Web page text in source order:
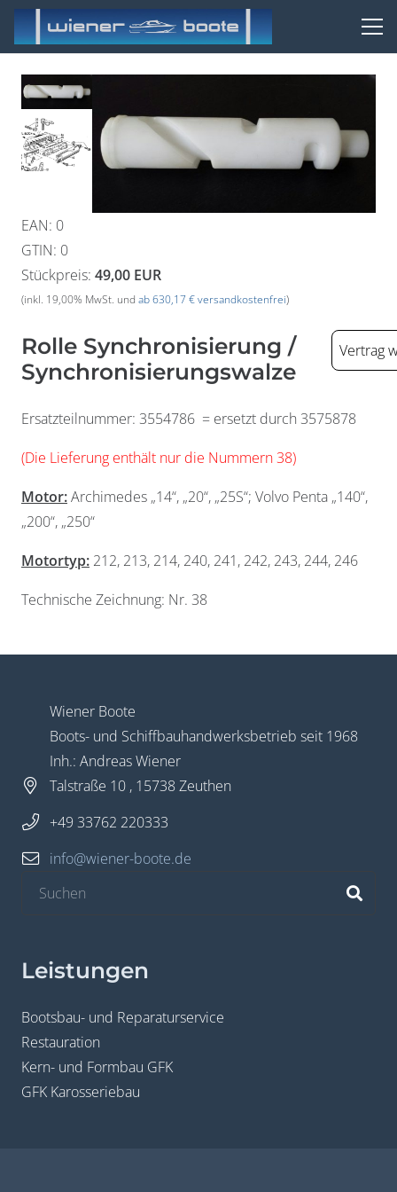
EAN: 0
GTIN: 0
Stückpreis: 49,00 EUR
(inkl. 19,00% MwSt. und ab 630,17 € versandkostenfrei)
Rolle Synchronisierung /
Synchronisierungswalze
Ersatzteilnummer: 3554786 = ersetzt durch 3575878
(Die Lieferung enthält nur die Nummern 38)
Motor:Archimedes „14“, „20“, „25S“; Volvo Penta „140“,
„200“, „250“
Motortyp: 212, 213, 214, 240, 241, 242, 243, 244, 246
Technische Zeichnung: Nr. 38
Wiener Boote
Boots- und Schiffbauhandwerksbetrieb seit 1968
Inh.: Andreas Wiener
Talstraße 10 , 15738 Zeuthen
+49 33762 220333
info@wiener-boote.de
Leistungen
Bootsbau- und Reparaturservice
Restauration
Kern- und Formbau GFK
GFK Karosseriebau
Vertrag
Widerruf bestätigen